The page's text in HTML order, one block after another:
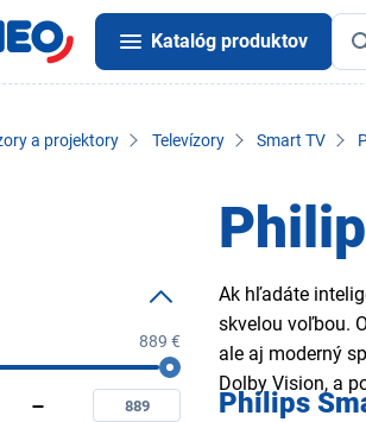
Katalóg produktov
a projektory Televízory Smart TV
Ak hľadáte
skvelou voľbou.
ale aj moderný
Dolby Vision, a
Philips
889 €